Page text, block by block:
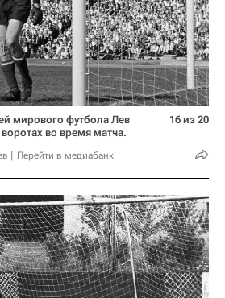
мирового футбола Лев
во время матча.
Перейти в медиабанк
16 из 20